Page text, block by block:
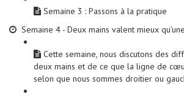
Semaine 3 : Passons à la pratique
Semaine 4 - Deux mains valent mieux qu’une
Cette semaine, nous discutons des
deux mains et de ce que la ligne de
selon que nous sommes droitier ou